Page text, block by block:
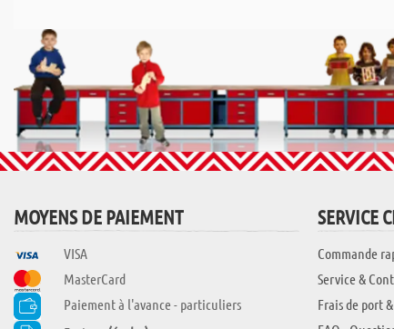
MOYENS DE PAIEMENT
VISA
MasterCard
Paiement à l'avance - particuliers
SERVICE
Commande
Service &
Frais de port